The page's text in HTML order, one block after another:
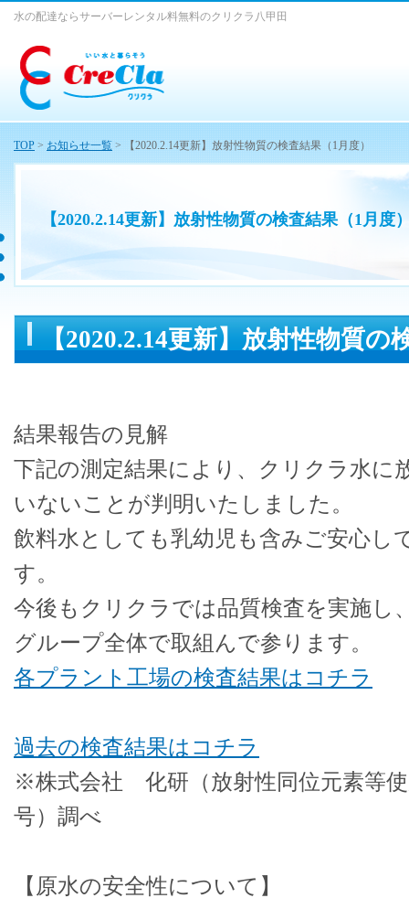
【2020.2.14更新】放射性物質の検査結果（1月度
水の配達ならサーバーレンタル料無料のクリクラ八甲田
【2020.2.14更新】放射性物質の
結果報告の見解
下記の測定結果により、クリクラ水に
いないことが判明いたしました。
飲料水としても乳幼児も含みご安心し
す。
今後もクリクラでは品質検査を実施し
グループ全体で取組んで参ります。
各プラント工場の検査結果はコチラ
過去の検査結果はコチラ
※株式会社 化研（放射性同位元素等使
号）調べ
【原水の安全性について】
TOP > お知らせ一覧 > 【2020.2.14更新】放射性物質の検査結果（1月度）